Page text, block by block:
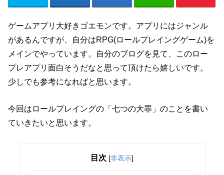
ゲームアプリ大好きゴエモンです。アプリにはジャンル
があるんですが、自分はRPG(ロールプレイングゲーム)を
メインでやっています。自分のブログを見て、このロー
プレアプリ面白そうだなと思って頂けたら嬉しいです。
少しでも参考になればと思います。
今回はロールプレイングの「七つの大罪」のことを書い
ていきたいと思います。
目次 [非表示]